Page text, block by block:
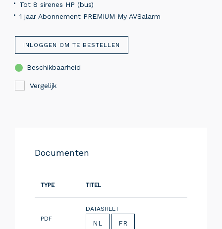
Tot 8 sirenes HP (bus)
1 jaar Abonnement PREMIUM My AVSalarm
INLOGGEN OM TE BESTELLEN
Beschikbaarheid
Vergelijk
Documenten
TYPE TITEL
PDF
DATASHEET
NL FR